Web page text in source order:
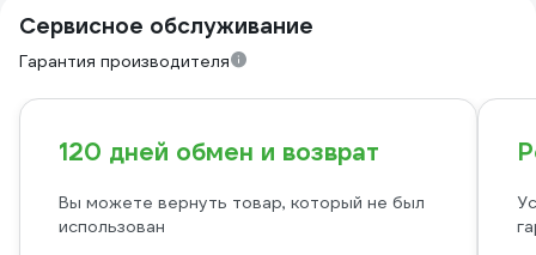
Сервисное обслуживание
Гарантия производителя
120 дней обмен и возврат
Вы можете вернуть товар, который не был
использован